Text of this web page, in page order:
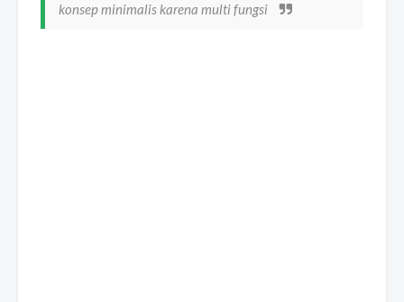
konsep minimalis karena multi fungsi